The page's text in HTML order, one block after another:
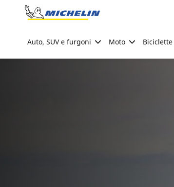
Go to page content
Auto, SUV e furgoni Moto Biciclette